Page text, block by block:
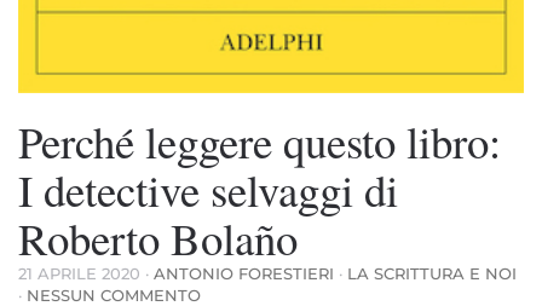
Perché leggere questo libro:
I detective selvaggi di
Roberto Bolaño
21 APRILE 2020 · ANTONIO FORESTIERI · LA SCRITTURA E NOI
· NESSUN COMMENTOSU